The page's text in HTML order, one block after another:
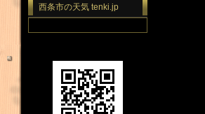
西条市の天気 tenki.jp